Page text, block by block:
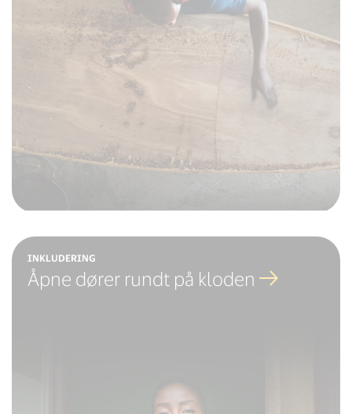
INKLUDERING
Åpne dører rundt på kloden